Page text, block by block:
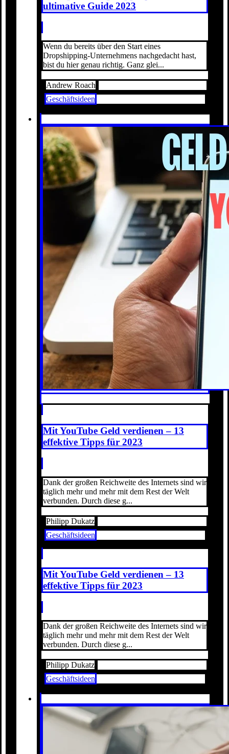
ultimative Guide 2023
Wenn du bereits über den Start eines
Dropshipping-Unternehmens nachgedacht hast,
bist du hier genau richtig. Ganz glei...
Andrew Roach
Geschäftsideen
Mit YouTube Geld verdienen – 13
effektive Tipps für 2023
Dank der großen Reichweite des Internets sind wir
täglich mehr und mehr mit dem Rest der Welt
verbunden. Durch diese g...
Philipp Dukatz
Geschäftsideen
Mit YouTube Geld verdienen – 13
effektive Tipps für 2023
Dank der großen Reichweite des Internets sind wir
täglich mehr und mehr mit dem Rest der Welt
verbunden. Durch diese g...
Philipp Dukatz
Geschäftsideen